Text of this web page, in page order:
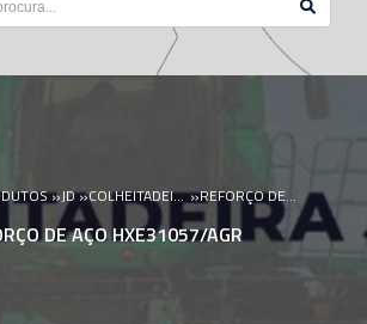
»JD» COLHEITADEIRA JD » REFORÇO DE AÇO HXE31057/AGR
DE AÇO HXE31057/AGR